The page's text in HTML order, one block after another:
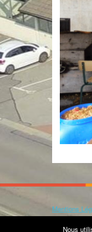
Mentions
Thème
Nous